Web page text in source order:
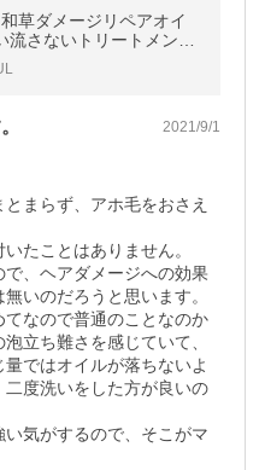
草ダメージリペアオイ
さないトリートメント
2021/9/1
まらず、アホ毛をおさえ
たことはありません。
、ヘアダメージへの効果
いのだろうと思います。
なので普通のことなのか
立ち難さを感じていて、
ではオイルが落ちないよ
度洗いをした方が良いの
気がするので、そこがマ